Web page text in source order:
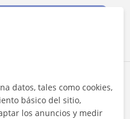
datos, tales como cookies,
básico del sitio,
los anuncios y medir